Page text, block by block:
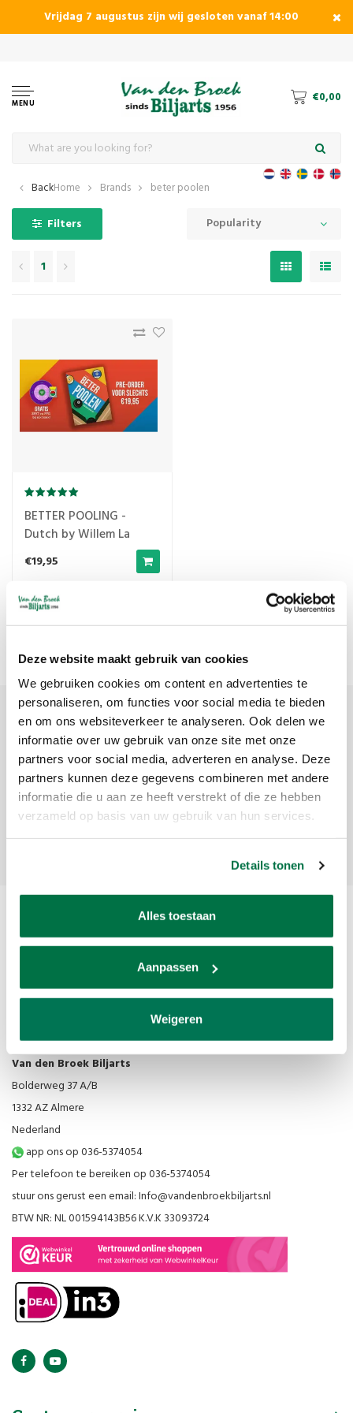
Deze website maakt gebruik van cookies
We gebruiken cookies om content en advertenties te
personaliseren, om functies voor social media te bieden
en om ons websiteverkeer te analyseren. Ook delen we
informatie over uw gebruik van onze site met onze
partners voor social media, adverteren en analyse. Deze
partners kunnen deze gegevens combineren met andere
informatie die u aan ze heeft verstrekt of die ze hebben
verzameld op basis van uw gebruik van hun services.
Details tonen
Alles toestaan
Aanpassen
Weigeren
Vrijdag 7 augustus zijn wij gesloten vanaf 14:00
MENU €0,00
BackHome Brands beter poolen
Filters Popularity
1
BETTER POOLING -
Dutch by Willem La
Rivièrre
€19,95
Sign up for our newsletter
Get the latest updates, news and product offers via email
Van den Broek Biljarts staat voor kwaliteit, vakmanschap en service.
Van den Broek Biljarts
Bolderweg 37 A/B
1332 AZ Almere
Nederland
app ons op 036-5374054
Per telefoon te bereiken op 036-5374054
stuur ons gerust een email:Info@vandenbroekbiljarts.nl
BTW NR: NL 001594143B56 K.V.K 33093724